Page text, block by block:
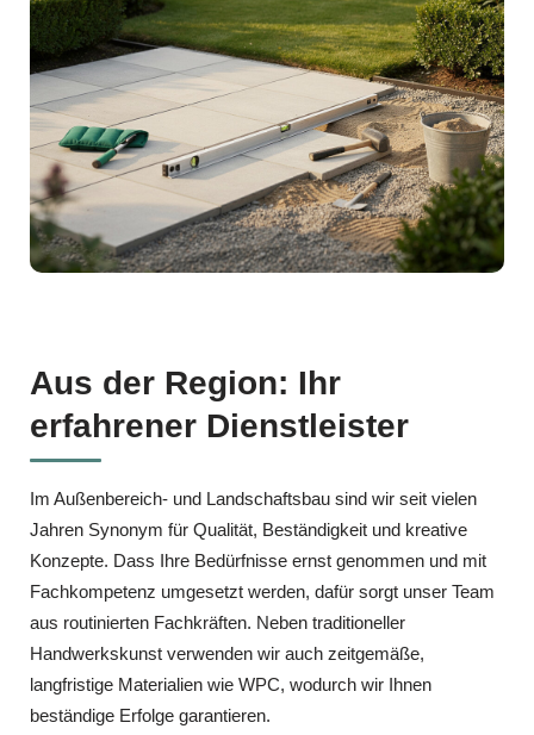
Aus der Region: Ihr
erfahrener Dienstleister
Im Außenbereich‑ und Landschaftsbau sind wir seit vielen
Jahren Synonym für Qualität, Beständigkeit und kreative
Konzepte. Dass Ihre Bedürfnisse ernst genommen und mit
Fachkompetenz umgesetzt werden, dafür sorgt unser Team
aus routinierten Fachkräften. Neben traditioneller
Handwerkskunst verwenden wir auch zeitgemäße,
langfristige Materialien wie WPC, wodurch wir Ihnen
beständige Erfolge garantieren.